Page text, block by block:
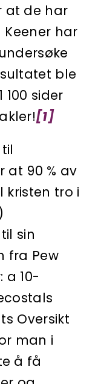
at de har
har
ble
sider
[1]
at 90 % av
kristen tro i
sin
fra Pew
a 10-
Oversikt
man i
å få